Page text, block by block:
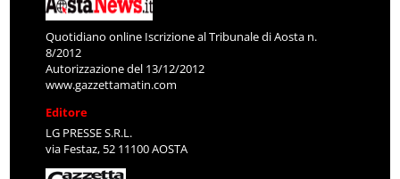
Quotidiano online Iscrizione al Tribunale di Aosta n.
8/2012
Autorizzazione del 13/12/2012
www.gazzettamatin.com
Editore
LG PRESSE S.R.L.
via Festaz, 52 11100 AOSTA